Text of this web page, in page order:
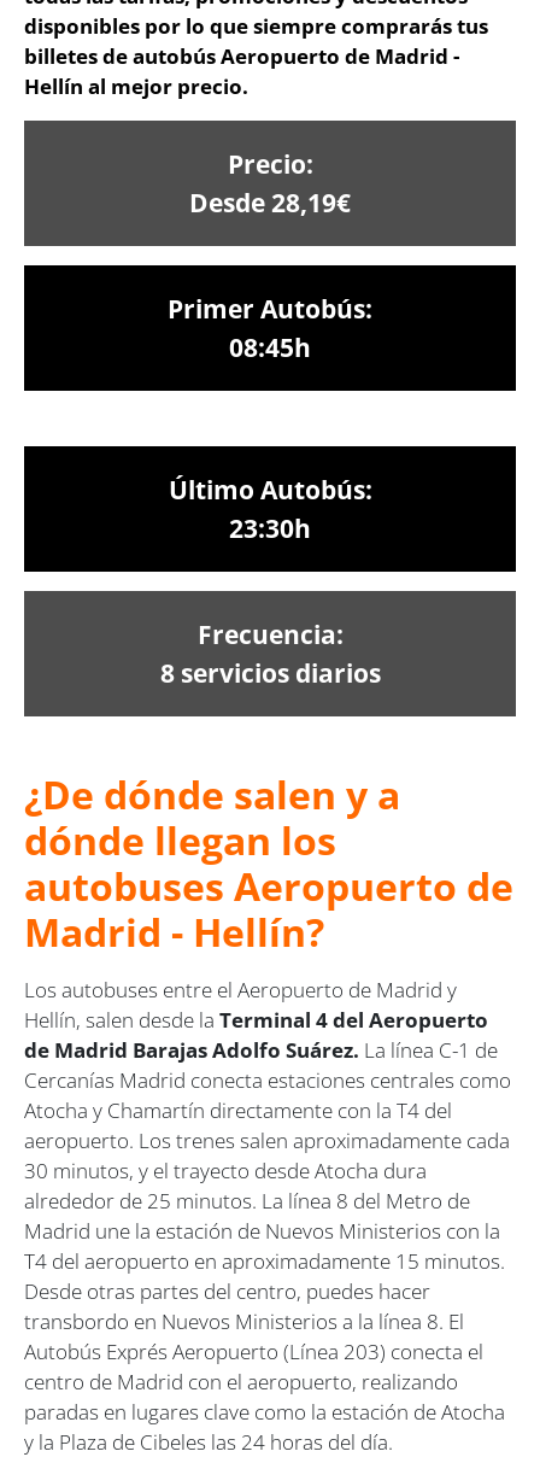
disponibles por lo que siempre comprarás tus
billetes de autobús Aeropuerto de Madrid -
Hellín al mejor precio.
Precio:
Desde 28,19€
Primer Autobús:
08:45h
Último Autobús:
23:30h
Frecuencia:
8 servicios diarios
¿De dónde salen y a
dónde llegan los
autobuses Aeropuerto de
Madrid - Hellín?
Los autobuses entre el Aeropuerto de Madrid y
Hellín, salen desde la Terminal 4 del Aeropuerto
de Madrid Barajas Adolfo Suárez. La línea C-1 de
Cercanías Madrid conecta estaciones centrales como
Atocha y Chamartín directamente con la T4 del
aeropuerto. Los trenes salen aproximadamente cada
30 minutos, y el trayecto desde Atocha dura
alrededor de 25 minutos. La línea 8 del Metro de
Madrid une la estación de Nuevos Ministerios con la
T4 del aeropuerto en aproximadamente 15 minutos.
Desde otras partes del centro, puedes hacer
transbordo en Nuevos Ministerios a la línea 8. El
Autobús Exprés Aeropuerto (Línea 203) conecta el
centro de Madrid con el aeropuerto, realizando
paradas en lugares clave como la estación de Atocha
y la Plaza de Cibeles las 24 horas del día.